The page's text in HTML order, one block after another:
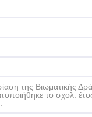
της Βιωματικής
το σχολ.